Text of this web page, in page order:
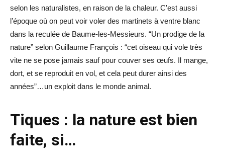
selon les naturalistes, en raison de la chaleur. C’est aussi
l’époque où on peut voir voler des martinets à ventre blanc
dans la reculée de Baume-les-Messieurs. “Un prodige de la
nature” selon Guillaume François : “cet oiseau qui vole très
vite ne se pose jamais sauf pour couver ses œufs. Il mange,
dort, et se reproduit en vol, et cela peut durer ainsi des
années”…un exploit dans le monde animal.
Tiques : la nature est bien
faite, si…